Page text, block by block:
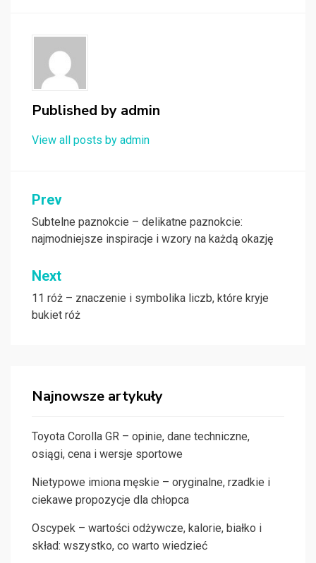
Published by admin
View all posts by admin
Nawigacja
wpisu
Prev
Subtelne paznokcie – delikatne paznokcie:
najmodniejsze inspiracje i wzory na każdą okazję
Next
11 róż – znaczenie i symbolika liczb, które kryje
bukiet róż
Najnowsze artykuły
Toyota Corolla GR – opinie, dane techniczne,
osiągi, cena i wersje sportowe
Nietypowe imiona męskie – oryginalne, rzadkie i
ciekawe propozycje dla chłopca
Oscypek – wartości odżywcze, kalorie, białko i
skład: wszystko, co warto wiedzieć